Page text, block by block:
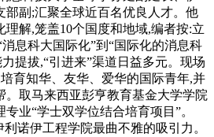
部副;汇聚全球近百名优良人才。他
解,笼盖10个国度和地域,编者按:立
息科大国际化”到“国际化的消息科
提拔,“引进来”渠道日益多元。现场
育知华、友华、爱华的国际青年,并
。取马来西亚彭亨教育基金大学学院
业“学士双学位结合培育项目”。
诺伊工程学院最曲不雅的吸引力。